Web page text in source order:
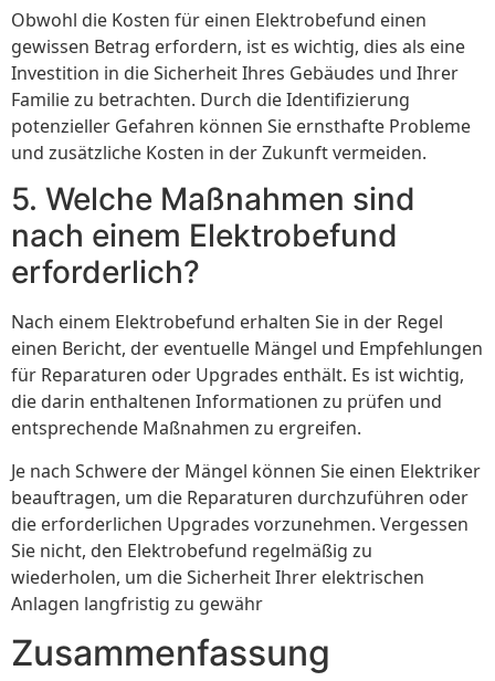
Obwohl die Kosten für einen Elektrobefund einen
gewissen Betrag erfordern, ist es wichtig, dies als eine
Investition in die Sicherheit Ihres Gebäudes und Ihrer
Familie zu betrachten. Durch die Identifizierung
potenzieller Gefahren können Sie ernsthafte Probleme
und zusätzliche Kosten in der Zukunft vermeiden.
5. Welche Maßnahmen sind
nach einem Elektrobefund
erforderlich?
Nach einem Elektrobefund erhalten Sie in der Regel
einen Bericht, der eventuelle Mängel und Empfehlungen
für Reparaturen oder Upgrades enthält. Es ist wichtig,
die darin enthaltenen Informationen zu prüfen und
entsprechende Maßnahmen zu ergreifen.
Je nach Schwere der Mängel können Sie einen Elektriker
beauftragen, um die Reparaturen durchzuführen oder
die erforderlichen Upgrades vorzunehmen. Vergessen
Sie nicht, den Elektrobefund regelmäßig zu
wiederholen, um die Sicherheit Ihrer elektrischen
Anlagen langfristig zu gewähr
Zusammenfassung